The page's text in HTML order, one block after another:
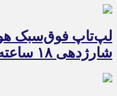
شارژدهی ۱۸ ساعته رونمایی شد